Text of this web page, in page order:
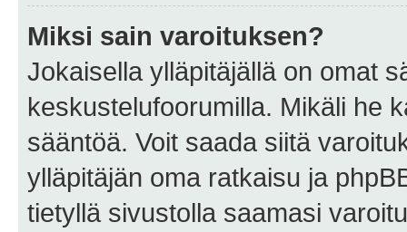
Miksi sain varoituksen?
Jokaisella ylläpitäjällä on omat
keskustelufoorumilla. Mikäli he
sääntöä. Voit saada siitä
ylläpitäjän oma ratkaisu ja
tietyllä sivustolla saamasi